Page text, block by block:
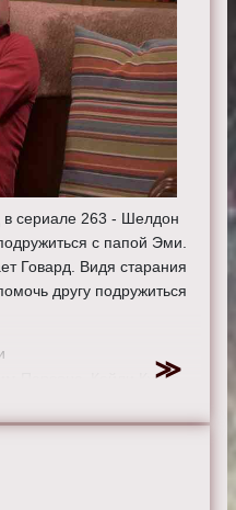
в сериале 263 - Шелдон
с папой Эми.
Говард. Видя старания
другу подружиться
Парсонс, Кейли Куоко,
HD качестве, на